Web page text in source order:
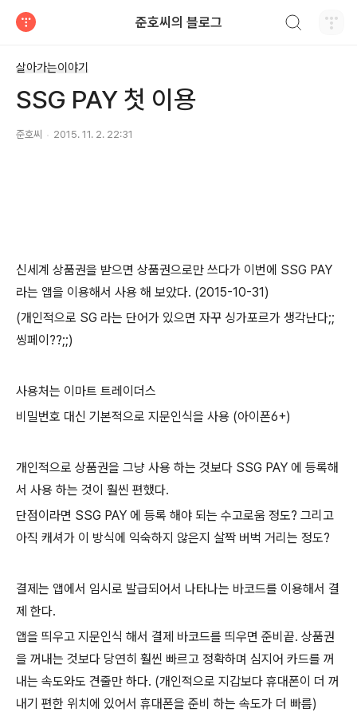
준호씨의 블로그
살아가는이야기
SSG PAY 첫 이용
준호씨 2015. 11. 2. 22:31
신세계 상품권을 받으면 상품권으로만 쓰다가 이번에 SSG PAY
라는 앱을 이용해서 사용 해 보았다. (2015-10-31)
(개인적으로 SG 라는 단어가 있으면 자꾸 싱가포르가 생각난다;;
씽페이??;;)
사용처는 이마트 트레이더스
비밀번호 대신 기본적으로 지문인식을 사용 (아이폰6+)
개인적으로 상품권을 그냥 사용 하는 것보다 SSG PAY 에 등록해
서 사용 하는 것이 훨씬 편했다.
단점이라면 SSG PAY 에 등록 해야 되는 수고로움 정도? 그리고
아직 캐셔가 이 방식에 익숙하지 않은지 살짝 버벅 거리는 정도?
결제는 앱에서 임시로 발급되어서 나타나는 바코드를 이용해서 결
제 한다.
앱을 띄우고 지문인식 해서 결제 바코드를 띄우면 준비끝. 상품권
을 꺼내는 것보다 당연히 훨씬 빠르고 정확하며 심지어 카드를 꺼
내는 속도와도 견줄만 하다. (개인적으로 지갑보다 휴대폰이 더 꺼
내기 편한 위치에 있어서 휴대폰을 준비 하는 속도가 더 빠름)